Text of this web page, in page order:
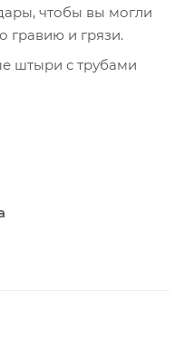
чтобы вы могли
гравию и грязи.
штыри с трубами
SL XR D-Fuse
прохождения
колесную
устойчивости на
также позволяет
входящий в